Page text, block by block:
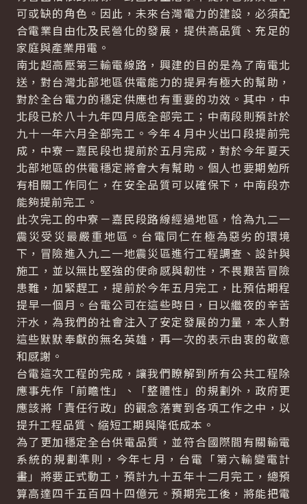
可或缺的角色。因此，未來台灣電力的建設，必須配
合電業自由化及民營化的發展，提供高品質、充足的
家庭與產業用電。
南北超高壓第三輸電線路，興建的目的是為了南電北
送，對台灣北部地區供電能力的提昇有極大的幫助，
對於全台電力的穩定供應也有重要的功效。其中，中
北段已於八十九年四月底全部完工；中南段則預計於
九十一年六月全部完工。今年４月中火出口段提前完
成，中寮－嘉民段也提前於五月完成，對於今年夏天
北部地區的供電穩定將會大有幫助。個人也要期勉所
有相關工作同仁，在安全品質可以確保下，中南段亦
能夠提前完工。
此次完工的中寮－嘉民段路線經過地區，恰為九二一
震災受災最嚴重地區。台電同仁在極為惡劣的環境
下，冒險進入九二一地震災區進行工程調查、設計與
施工，並以無比堅強的使命感與韌性，不畏艱苦冒險
患難，加緊趕工，提前於今年五月完工，比預估期程
提早一個月。台電公司在這些時日，日以繼夜的辛苦
汗水，為我們的社會注入了安定發展的力量，本人對
這些默默奉獻的無名英雄，再一次的表示由衷的敬意
和感謝。
台電這次工程的完成，讓我們瞭解到所有公共工程除
應事先作「前瞻性」、「整體性」的規劃外，政府更
應該將「責任行政」的觀念落實到各項工作之中，以
提升工程品質、縮短工期與降低成本。
為了更加穩定全台供電品質，並符合國際間有關輸電
系統的規劃準則，今年七月，台電「第六輸變電計
畫」將要正式動工，預計九十五年十二月完工，總預
算高達四千五百四十四億元。預期完工後，將能把電